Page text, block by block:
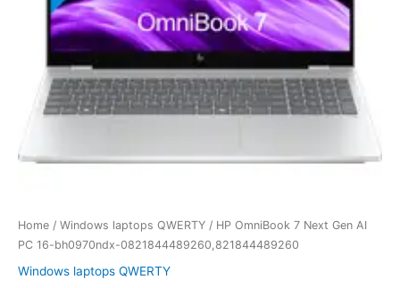
Home / Windows laptops QWERTY / HP OmniBook 7 Next Gen AI
PC 16-bh0970ndx-0821844489260,821844489260
Windows laptops QWERTY